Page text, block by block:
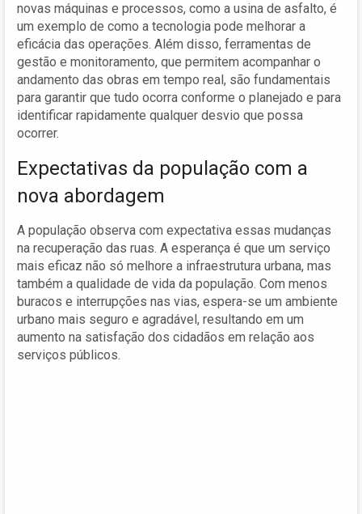
novas máquinas e processos, como a usina de asfalto, é
um exemplo de como a tecnologia pode melhorar a
eficácia das operações. Além disso, ferramentas de
gestão e monitoramento, que permitem acompanhar o
andamento das obras em tempo real, são fundamentais
para garantir que tudo ocorra conforme o planejado e para
identificar rapidamente qualquer desvio que possa
ocorrer.
Expectativas da população com a
nova abordagem
A população observa com expectativa essas mudanças
na recuperação das ruas. A esperança é que um serviço
mais eficaz não só melhore a infraestrutura urbana, mas
também a qualidade de vida da população. Com menos
buracos e interrupções nas vias, espera-se um ambiente
urbano mais seguro e agradável, resultando em um
aumento na satisfação dos cidadãos em relação aos
serviços públicos.